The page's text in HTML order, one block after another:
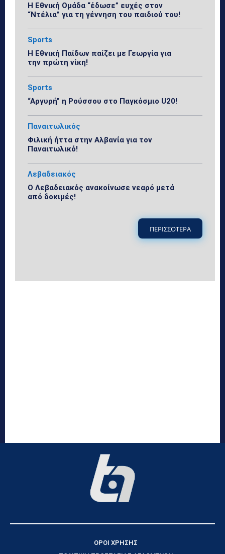
Η Εθνική Ομάδα “έδωσε” ευχές στον
“Ντέλια” για τη γέννηση του παιδιού του!
Sports
Η Εθνική Παίδων παίζει με Γεωργία για
την πρώτη νίκη!
Sports
“Αργυρή” η Ρούσσου στο Παγκόσμιο U20!
Παναιτωλικός
Φιλική ήττα στην Αλβανία για τον
Παναιτωλικό!
Λεβαδειακός
Ο Λεβαδειακός ανακοίνωσε νεαρό μετά
από δοκιμές!
ΠΕΡΙΣΣΟΤΕΡΑ
ΟΡΟΙ ΧΡΗΣΗΣ